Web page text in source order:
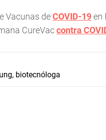
Vacunas deCOVID-19en
CureVaccontra
biotecnóloga